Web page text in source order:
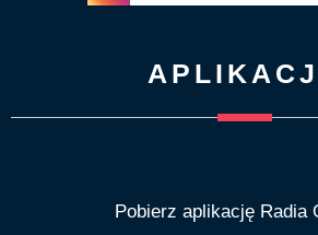
Pobierz aplikację Radia